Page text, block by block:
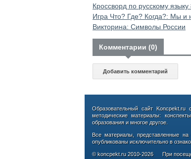
Кроссворд по русскому
Игра Что? Где? Когда?: Мы и
Викторина: Символы России
Комментарии (0)
Добавить комментарий
Образовательный сайт
методические материалы:
образования и многое другое.
Все материалы, представленные
опубликованы исключительно в
© koncpekt.ru2010-2026При